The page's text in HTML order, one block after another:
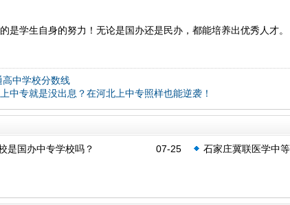
是学生自身的努力！无论是国办还是民办，都能培养出优秀人才。
中学校分数线
中专就是没出息？在河北上中专照样也能逆袭！
07-25
是国办中专学校吗？ 石家庄冀联医学中